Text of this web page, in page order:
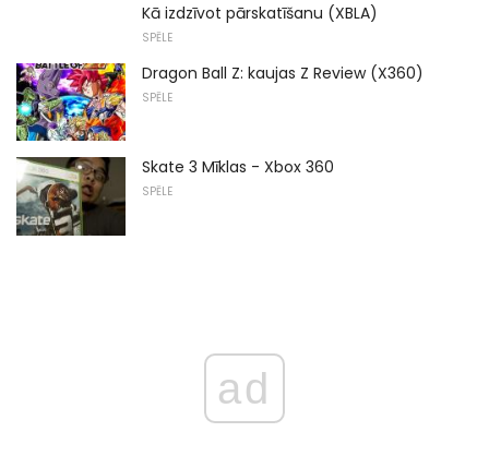
Kā izdzīvot pārskatīšanu (XBLA)
SPĒLE
Dragon Ball Z: kaujas Z Review (X360)
SPĒLE
Skate 3 Mīklas - Xbox 360
SPĒLE
ad